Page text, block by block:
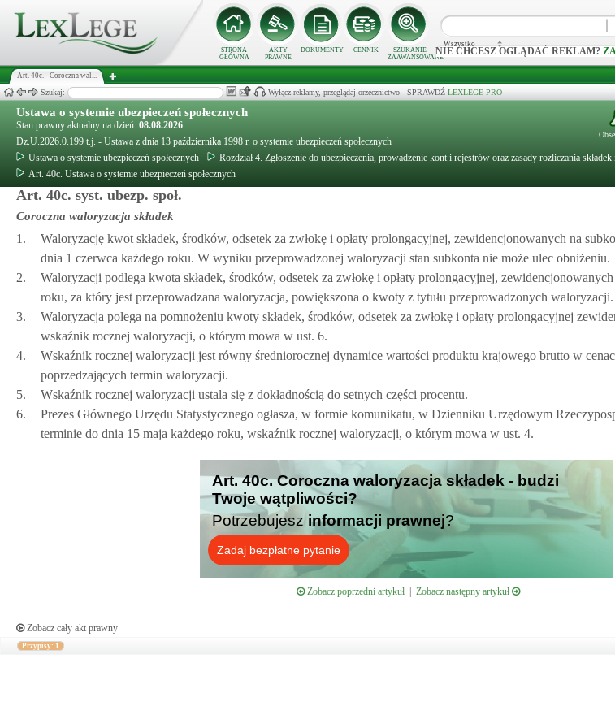
STRONA
GŁÓWNA
AKTY
PRAWNE
DOKUMENTY CENNIK
SZUKANIE
ZAAWANSOWANE
Wszystko
NIE CHCESZ OGLĄDAĆ REKLAM?
Art. 40c. - Coroczna wal...
Szukaj: Wyłącz reklamy, przeglądaj orzecznictwo - SPRAWDŹ LEXLEGE PRO
Ustawa o systemie ubezpieczeń społecznych
Stan prawny aktualny na dzień: 08.08.2026
Dz.U.2026.0.199 t.j. - Ustawa z dnia 13 października 1998 r. o systemie ubezpieczeń społecznych
Ustawa o systemie ubezpieczeń społecznych
Rozdział 4. Zgłoszenie do ubezpieczenia, prowadzenie kont i rejestrów oraz zasady rozliczania składek
Art. 40c. Ustawa o systemie ubezpieczeń społecznych
Art. 40c. syst. ubezp. społ.
Coroczna waloryzacja składek
1.
Waloryzację kwot składek, środków, odsetek za zwłokę i opłaty prolongacyjnej, zewidencjonowanych na
dnia 1 czerwca każdego roku. W wyniku przeprowadzonej waloryzacji stan subkonta nie może ulec obniżeniu.
2.
Waloryzacji podlega kwota składek, środków, odsetek za zwłokę i opłaty prolongacyjnej,
roku, za który jest przeprowadzana waloryzacja, powiększona o kwoty z tytułu przeprowadzonych waloryzacji.
3.
Waloryzacja polega na pomnożeniu kwoty składek, środków, odsetek za zwłokę i opłaty prolongacyjnej
wskaźnik rocznej waloryzacji, o którym mowa w ust. 6.
4.
Wskaźnik rocznej waloryzacji jest równy średniorocznej dynamice wartości produktu krajowego brutto w
poprzedzających termin waloryzacji.
5.
Wskaźnik rocznej waloryzacji ustala się z dokładnością do setnych części procentu.
6.
Prezes Głównego Urzędu Statystycznego ogłasza, w formie komunikatu, w Dzienniku Urzędowym
terminie do dnia 15 maja każdego roku, wskaźnik rocznej waloryzacji, o którym mowa w ust. 4.
Art. 40c. Coroczna waloryzacja składek - budzi
Twoje wątpliwości?
Potrzebujesz informacji prawnej?
Zadaj bezpłatne pytanie
Zobacz poprzedni artykuł| Zobacz następny artykuł
Zobacz cały akt prawny
Przypisy: 1